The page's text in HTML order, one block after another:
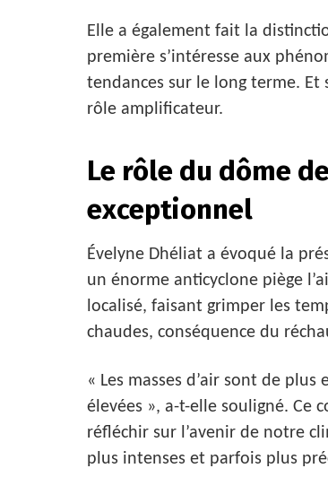
Elle a également fait la
première s’intéresse aux
tendances sur le long terme.
rôle amplificateur.
Le rôle du dôme
exceptionnel
Évelyne Dhéliat a évoqué la
un énorme anticyclone piège
localisé, faisant grimper les
chaudes, conséquence du
« Les masses d’air sont de
élevées », a-t-elle souligné. Ce
réfléchir sur l’avenir de notre
plus intenses et parfois plus